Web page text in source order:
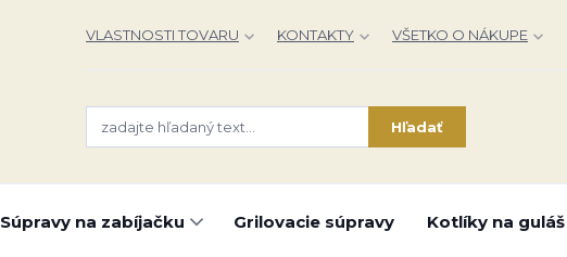
VLASTNOSTI TOVARU KONTAKTY VŠETKO O NÁKUPE
Hľadať
Súpravy na zabíjačku Grilovacie súpravy Kotlíky na guláš